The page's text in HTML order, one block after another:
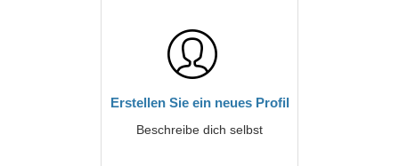
Erstellen Sie ein neues Profil
Beschreibe dich selbst